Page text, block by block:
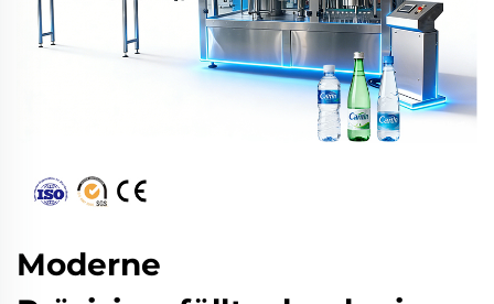
Moderne